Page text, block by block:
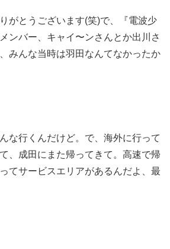
がとうございます(笑)で、『電波少
ンバー、キャイ〜ンさんとか出川さ
みんな当時は羽田なんてなかったか
な行くんだけど。で、海外に行って
、成田にまた帰ってきて。高速で帰
てサービスエリアがあるんだよ、最